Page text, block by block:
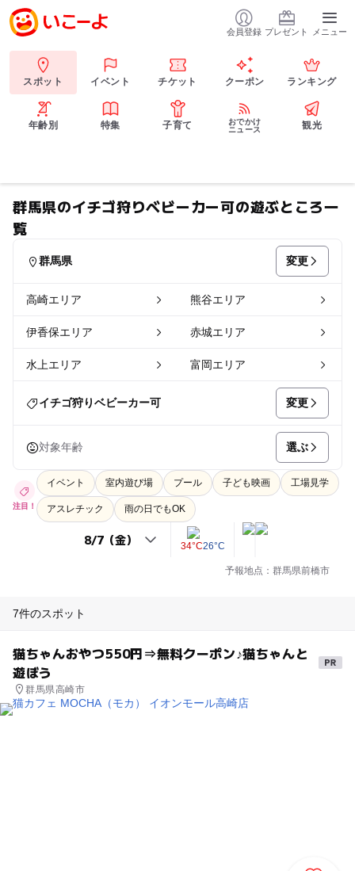
会員登録 プレゼント メニュー
スポット イベント チケット クーポン ランキング
年齢別 特集 子育て
おでかけ
ニュース
観光
群馬県のイチゴ狩りベビーカー可の遊ぶところ一
覧
群馬県 変更
高崎エリア 熊谷エリア
伊香保エリア 赤城エリア
水上エリア 富岡エリア
イチゴ狩りベビーカー可 変更
対象年齢 選ぶ
注目！
イベント 室内遊び場 プール 子ども映画 工場見学
アスレチック 雨の日でもOK
34°C26°C
予報地点：群馬県前橋市
7件のスポット
猫ちゃんおやつ550円⇒無料クーポン♪猫ちゃんと
遊ぼう
群馬県高崎市